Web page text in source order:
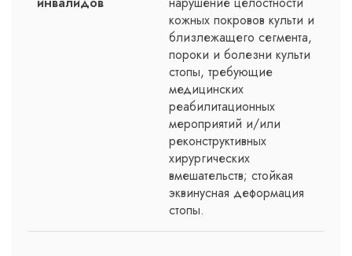
кожных покровов культи и
близлежащего сегмента,
пороки и болезни культи
стопы, требующие
медицинских
реабилитационных
мероприятий и/или
реконструктивных
хирургических
вмешательств; стойкая
эквинусная деформация
стопы.